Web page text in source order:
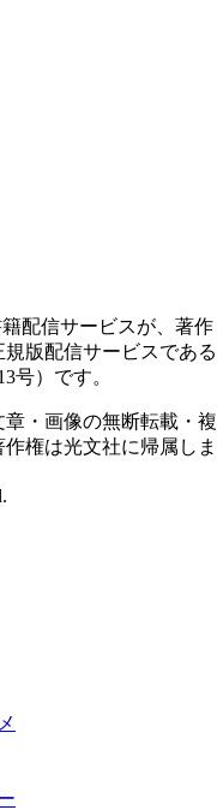
配信サービスが、著作
版配信サービスである
号）です。
・画像の無断転載・複
権は光文社に帰属しま